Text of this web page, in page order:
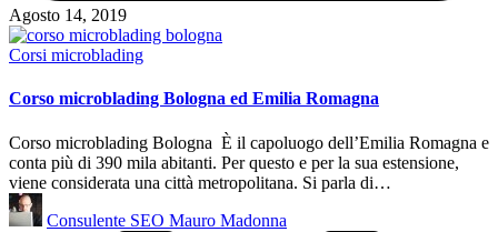
Agosto 14, 2019
Posted
Corsi microblading
Corso microblading Bologna ed Emilia Romagna
Corso microblading Bologna È il capoluogo dell’Emilia Romagna e
conta più di 390 mila abitanti. Per questo e per la sua estensione,
viene considerata una città metropolitana. Si parla di…
Posted
by
Consulente SEO Mauro Madonna